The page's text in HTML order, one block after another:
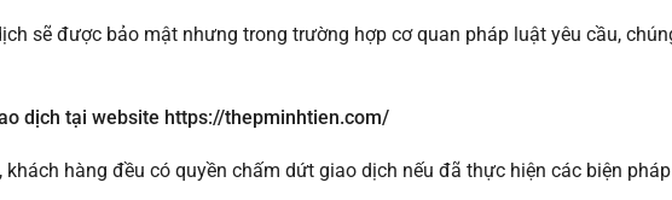
sẽ được bảo mật nhưng trong trường hợp cơ quan pháp luật yêu cầu,
dịch tại website https://thepminhtien.com/
hàng đều có quyền chấm dứt giao dịch nếu đã thực hiện các biện